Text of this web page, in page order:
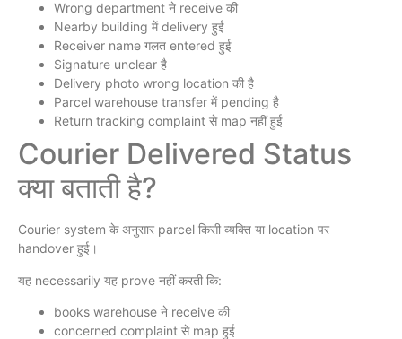
Wrong department ने receive की
Nearby building में delivery हुई
Receiver name गलत entered हुई
Signature unclear है
Delivery photo wrong location की है
Parcel warehouse transfer में pending है
Return tracking complaint से map नहीं हुई
Courier Delivered Status
क्या बताती है?
Courier system के अनुसार parcel किसी व्यक्ति या location पर
handover हुई।
यह necessarily यह prove नहीं करती कि:
books warehouse ने receive की
concerned complaint से map हुई